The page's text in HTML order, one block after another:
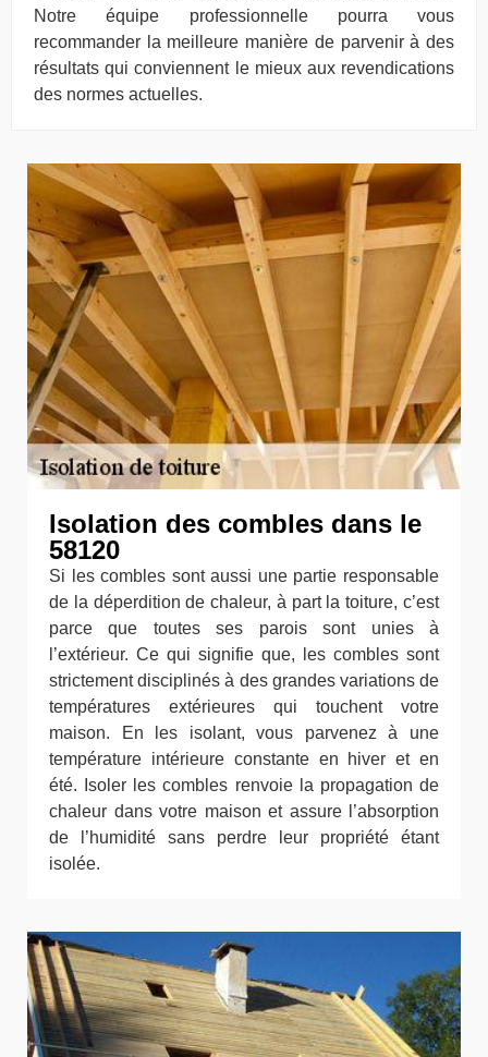
Notre équipe professionnelle pourra vous
recommander la meilleure manière de parvenir à des
résultats qui conviennent le mieux aux revendications
des normes actuelles.
Isolation des combles dans le
58120
Si les combles sont aussi une partie responsable
de la déperdition de chaleur, à part la toiture, c’est
parce que toutes ses parois sont unies à
l’extérieur. Ce qui signifie que, les combles sont
strictement disciplinés à des grandes variations de
températures extérieures qui touchent votre
maison. En les isolant, vous parvenez à une
température intérieure constante en hiver et en
été. Isoler les combles renvoie la propagation de
chaleur dans votre maison et assure l’absorption
de l’humidité sans perdre leur propriété étant
isolée.